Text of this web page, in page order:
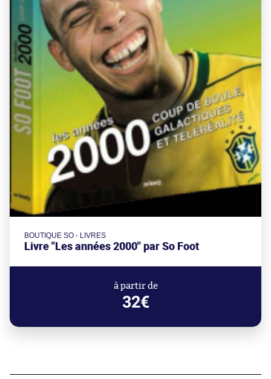
BOUTIQUE SO - LIVRES
Livre "Les années 2000" par So Foot
à partir de
32€